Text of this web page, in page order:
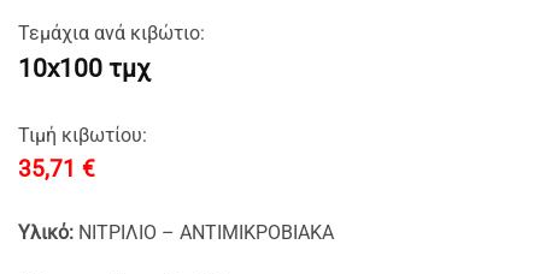
Τεμάχια ανά κιβώτιο:
10x100 τμχ
Τιμή κιβωτίου:
35,71 €
Υλικό: ΝΙΤΡΙΛΙΟ – ΑΝΤΙΜΙΚΡΟΒΙΑΚΑ